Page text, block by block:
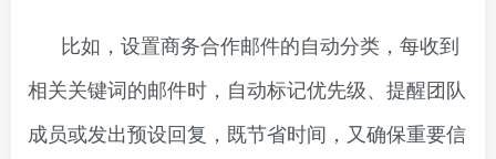
比如，设置商务合作邮件的自动分类，每收到
相关关键词的邮件时，自动标记优先级、提醒团队
成员或发出预设回复，既节省时间，又确保重要信